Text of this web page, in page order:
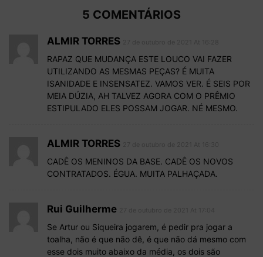
5 COMENTÁRIOS
ALMIR TORRES
RAPAZ QUE MUDANÇA ESTE LOUCO VAI FAZER
UTILIZANDO AS MESMAS PEÇAS? É MUITA
ISANIDADE E INSENSATEZ. VAMOS VER. É SEIS POR
MEIA DÚZIA, AH TALVEZ AGORA COM O PRÊMIO
ESTIPULADO ELES POSSAM JOGAR. NÉ MESMO.
ALMIR TORRES
CADÊ OS MENINOS DA BASE. CADÊ OS NOVOS
CONTRATADOS. ÉGUA. MUITA PALHAÇADA.
Rui Guilherme
Se Artur ou Siqueira jogarem, é pedir pra jogar a
toalha, não é que não dê, é que não dá mesmo com
esse dois muito abaixo da média, os dois são